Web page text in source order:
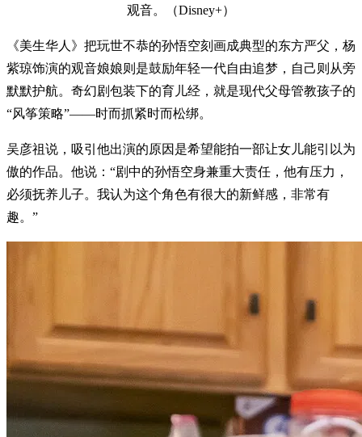
观音。（Disney+）
《美生华人》把玩世不恭的孙悟空刻画成典型的东方严父，杨
紫琼饰演的观音娘娘则是鼓励年轻一代自由追梦，自己则从旁
默默护航。奇幻剧包装下的育儿经，就是现代父母管教孩子的
“风筝策略”——时而抓紧时而松绑。
吴彦祖说，吸引他出演的原因是希望能拍一部让女儿能引以为
傲的作品。他说：“剧中的孙悟空身兼重大责任，他有压力，
必须抚养儿子。我认为这个角色有很大的新鲜感，非常有
趣。”